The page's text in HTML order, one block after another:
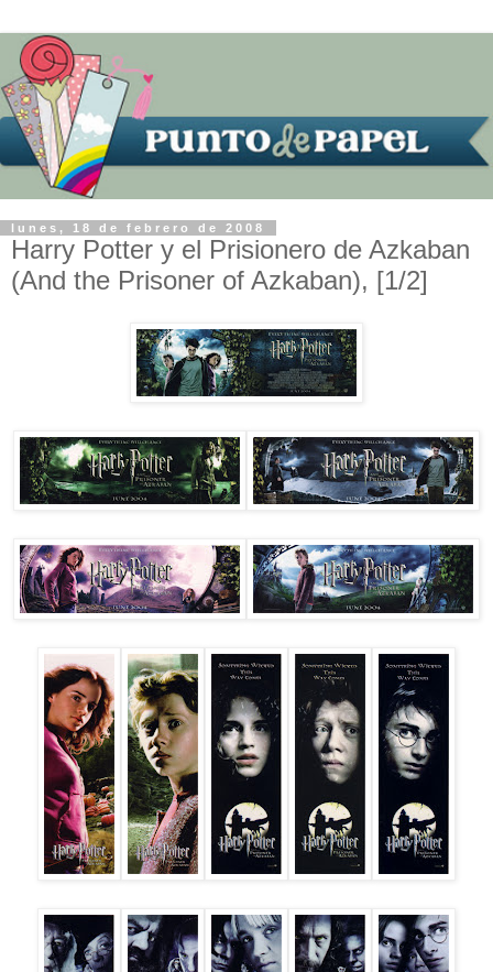
lunes, 18 de febrero de 2008
Harry Potter y el Prisionero de Azkaban
(And the Prisoner of Azkaban), [1/2]